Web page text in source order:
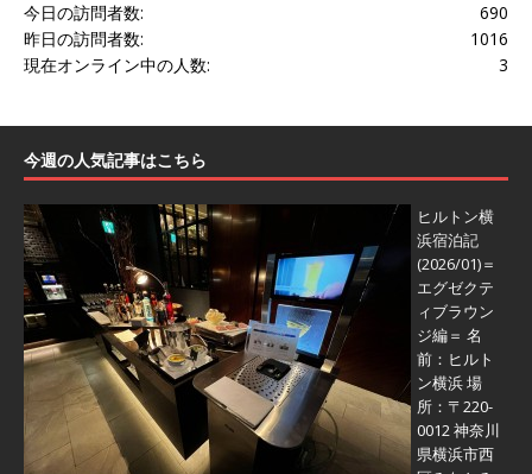
690
今日の訪問者数:
1016
昨日の訪問者数:
3
現在オンライン中の人数:
今週の人気記事はこちら
ヒルトン横
浜宿泊記
(2026/01)＝
エグゼクテ
ィブラウン
ジ編＝ 名
前：ヒルト
ン横浜 場
所：〒220-
0012 神奈川
県横浜市西